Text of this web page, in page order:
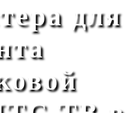
для